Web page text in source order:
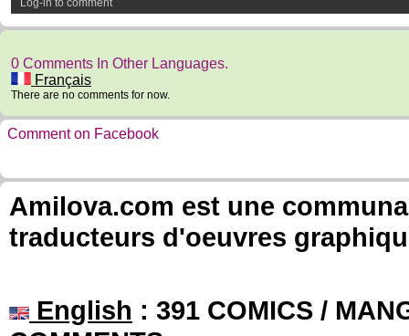
Log-in to comment
0 Comments In Other Languages.
Français
There are no comments for now.
Comment on Facebook
Amilova.com est une
traducteurs d'oeuvres
English : 391 COMICS /